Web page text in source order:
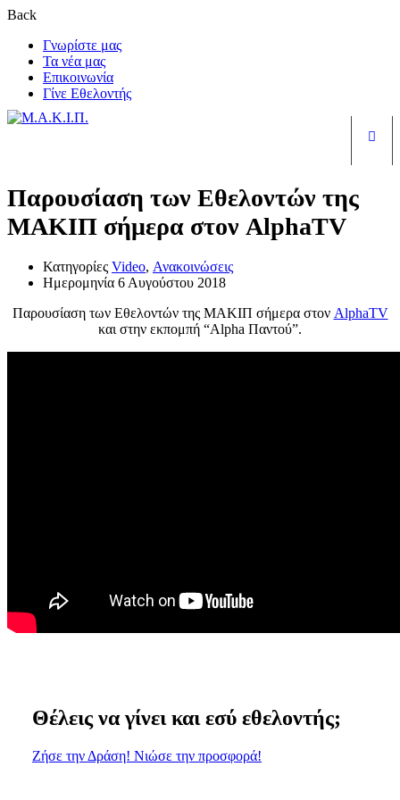
Back
Γνωρίστε μας
Τα νέα μας
Επικοινωνία
Γίνε Εθελοντής
Παρουσίαση των Εθελοντών της
ΜΑΚΙΠ σήμερα στον AlphaTV
Κατηγορίες Video, Ανακοινώσεις
Ημερομηνία 6 Αυγούστου 2018
Παρουσίαση των Εθελοντών της ΜΑΚΙΠ σήμερα στον AlphaTV
και στην εκπομπή “Alpha Παντού”.
Θέλεις να γίνει και εσύ εθελοντής;
Ζήσε την Δράση! Νιώσε την προσφορά!